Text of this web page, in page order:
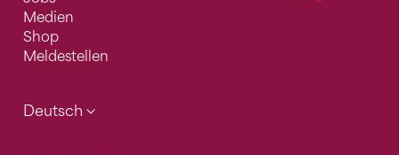
Medien
Shop
Meldestellen
Deutsch